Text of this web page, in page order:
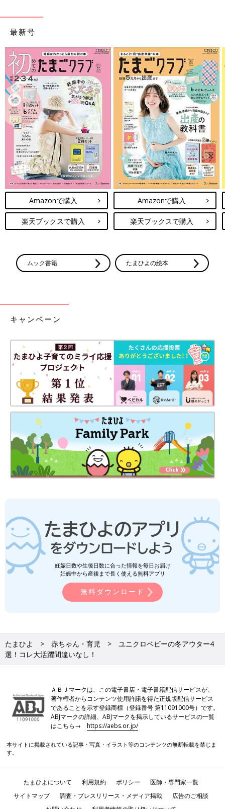
最新号
Amazonで購入
楽天ブックスで購入
Amazonで購入
楽天ブックスで購入
ムック書籍 たまひよの絵本
キャンペーン
妊娠日数や生後日数に合った情報を毎日お届け
妊娠中から産後まで長く使える無料アプリ
無料ダウンロード
たまひよ 赤ちゃん・育児
ユニクロベビーの冬アウター4
選！コレ大活躍間違いなし！
ＡＢＪマークは、この電子書店・電子書籍配信サービスが、
著作権者からコンテンツ使用許諾を得た正規版配信サービス
であることを示す登録商標（登録番号 第11091000号）です。
ABJマークの詳細、ABJマークを掲示しているサービスの一覧
はこちら→https://aebs.or.jp/
本サイトに掲載されている記事・写真・イラスト等のコンテンツの無断転載を禁じま
す。
たまひよについて 利用規約 ポリシー
医師・専門家一覧
サイトマップ
調査・プレスリリース・メディア掲載
広告のご相談